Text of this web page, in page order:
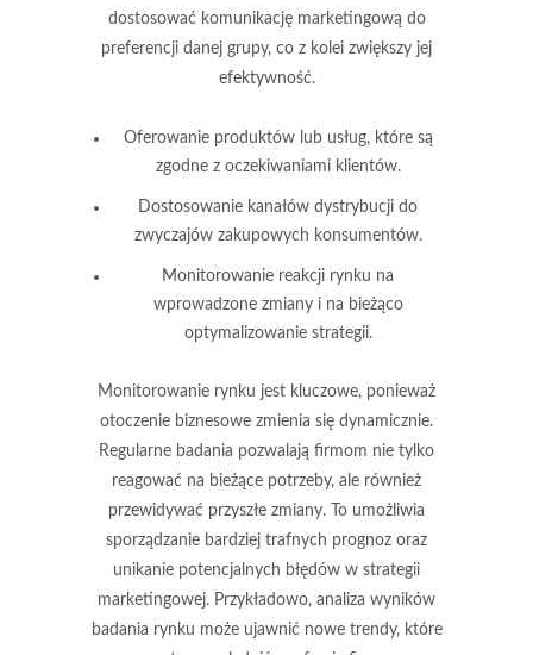
dostosować komunikację marketingową do
preferencji danej grupy, co z kolei zwiększy jej
efektywność.
Oferowanie produktów lub usług, które są
zgodne z oczekiwaniami klientów.
Dostosowanie kanałów dystrybucji do
zwyczajów zakupowych konsumentów.
Monitorowanie reakcji rynku na
wprowadzone zmiany i na bieżąco
optymalizowanie strategii.
Monitorowanie rynku jest kluczowe, ponieważ
otoczenie biznesowe zmienia się dynamicznie.
Regularne badania pozwalają firmom nie tylko
reagować na bieżące potrzeby, ale również
przewidywać przyszłe zmiany. To umożliwia
sporządzanie bardziej trafnych prognoz oraz
unikanie potencjalnych błędów w strategii
marketingowej. Przykładowo, analiza wyników
badania rynku może ujawnić nowe trendy, które